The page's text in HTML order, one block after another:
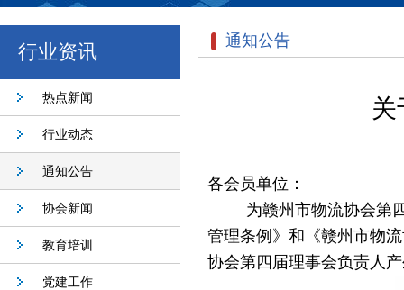
行业资讯
热点新闻
行业动态
通知公告
协会新闻
教育培训
党建工作
通知公告
关
各会员单位：
为赣州市物流协会第
管理条例》和《赣州市物
协会第四届理事会负责人